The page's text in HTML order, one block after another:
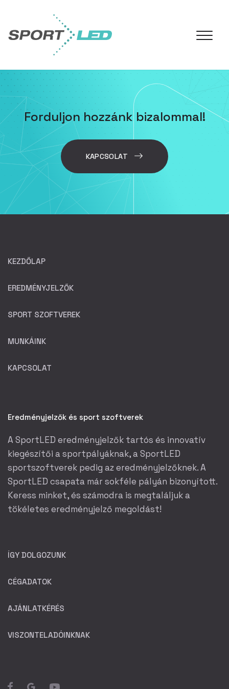
Forduljon hozzánk bizalommal!
KAPCSOLAT
KEZDŐLAP
EREDMÉNYJELZŐK
SPORT SZOFTVEREK
MUNKÁINK
KAPCSOLAT
Eredményjelzők és sport szoftverek
A SportLED eredményjelzők tartós és innovatív
kiegészítői a sportpályáknak, a SportLED
sportszoftverek pedig az eredményjelzőknek. A
SportLED csapata már sokféle pályán bizonyított.
Keress minket, és számodra is megtaláljuk a
tökéletes eredményjelző megoldást!
ÍGY DOLGOZUNK
CÉGADATOK
AJÁNLATKÉRÉS
VISZONTELADÓINKNAK